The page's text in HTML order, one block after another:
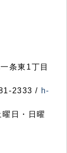
条東1丁目
2333 / h-
日・日曜